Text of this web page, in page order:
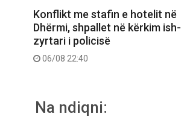
Konflikt me stafin e hotelit në
Dhërmi, shpallet në kërkim ish-
zyrtari i policisë
06/08 22:40
Na ndiqni: